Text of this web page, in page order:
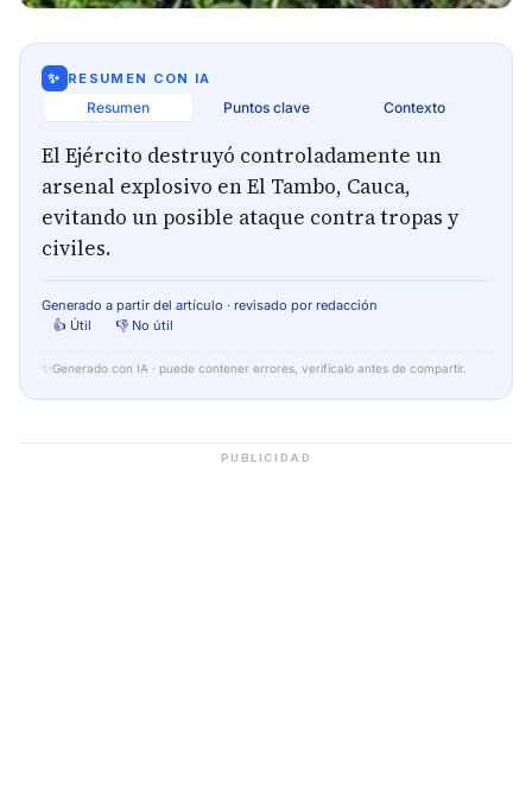
✨ RESUMEN CON IA
Resumen Puntos clave Contexto
El Ejército destruyó controladamente un
arsenal explosivo en El Tambo, Cauca,
evitando un posible ataque contra tropas y
civiles.
Generado a partir del artículo · revisado por redacción
👍 Útil
👎 No útil
✨ Generado con IA · puede contener errores, verifícalo antes de compartir.
PUBLICIDAD